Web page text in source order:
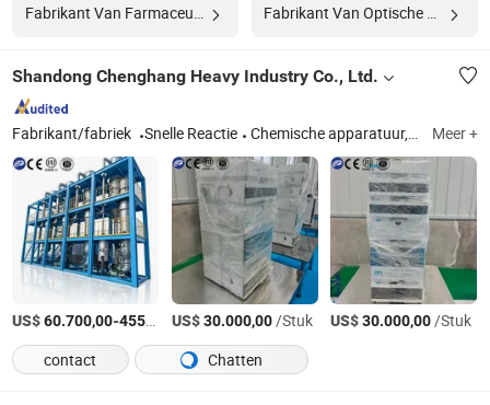
Shandong Chenghang Heavy Industry Co., Ltd.
Fabrikant/fabriek Snelle Reactie Chemische apparatuur, farmaceutische apparatuur, voedselapparatuur, milieubeschermingsapparatuur, laboratoriuminstrumenten, bouwmachines Meer +
US$60.700,00-455.000,00 /Stuk
US$30.000,00/Stuk US$30.000,00/Stuk
contact
Chatten